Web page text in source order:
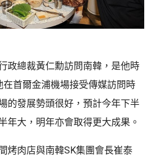
政總裁黃仁勳訪問南韓，是他時
在首爾金浦機場接受傳媒訪問時
的發展勢頭很好，預計今年下半
年大，明年亦會取得更大成果。
烤肉店與南韓SK集團會長崔泰